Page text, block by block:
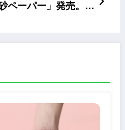
ペーパー」発売。お